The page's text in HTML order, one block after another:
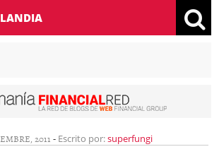
2011 - Escrito por:superfungi